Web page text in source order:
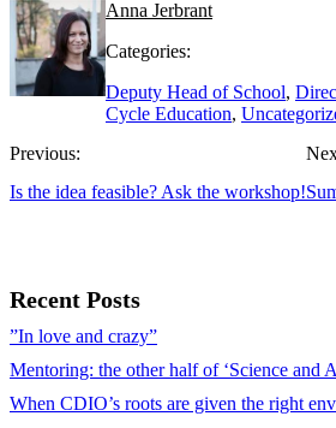
Anna Jerbrant
Categories:
Deputy Head of School,
Cycle Education,
Previous:
Is the idea feasible? Ask the workshop!
Recent Posts
”In love and crazy”
Mentoring: the other half of ‘Science and
When CDIO’s roots are given the right